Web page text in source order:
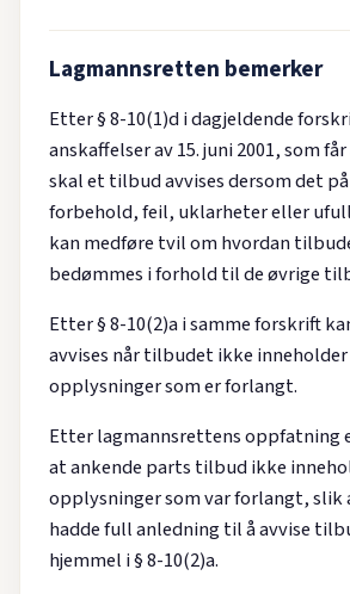
Lagmannsretten bemerker
Etter § 8-10(1)d i dagjeldende
anskaffelser av 15. juni 2001, som
skal et tilbud avvises dersom det
forbehold, feil, uklarheter eller
kan medføre tvil om hvordan
bedømmes i forhold til de øvrige
Etter § 8-10(2)a i samme forskrift
avvises når tilbudet ikke inneholder
opplysninger som er forlangt.
Etter lagmannsrettens oppfatning
at ankende parts tilbud ikke
opplysninger som var forlangt, slik
hadde full anledning til å avvise
hjemmel i § 8-10(2)a.